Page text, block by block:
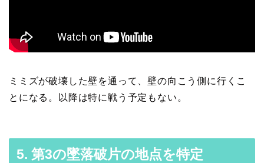
ミミズが破壊した壁を通って、壁の向こう側に行くこ
とになる。以降は特に戦う予定もない。
5. 第3の墜落破片の地点を特定